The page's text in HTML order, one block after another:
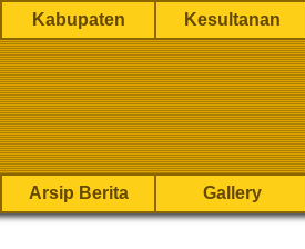
Kabupaten Kesultanan
Arsip Berita Gallery